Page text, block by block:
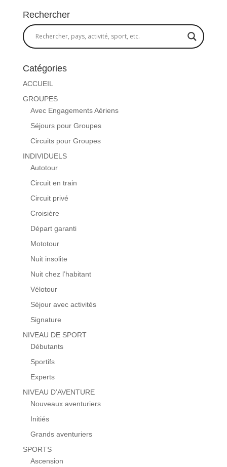
Rechercher
Catégories
ACCUEIL
GROUPES
Avec Engagements Aériens
Séjours pour Groupes
Circuits pour Groupes
INDIVIDUELS
Autotour
Circuit en train
Circuit privé
Croisière
Départ garanti
Mototour
Nuit insolite
Nuit chez l’habitant
Vélotour
Séjour avec activités
Signature
NIVEAU DE SPORT
Débutants
Sportifs
Experts
NIVEAU D’AVENTURE
Nouveaux aventuriers
Initiés
Grands aventuriers
SPORTS
Ascension